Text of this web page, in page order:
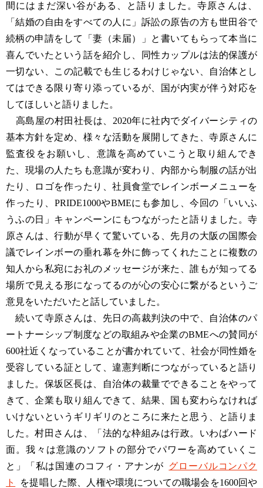
間にはまだ深い谷がある、と語りました。寺原さんは、
「結婚の自由をすべての人に」訴訟の原告の方も世田谷で
続柄の申請をして「妻（未届）」と書いてもらって本当に
喜んでいたという話を紹介し、同性カップルは法的保護が
一切ない、この記載でも生じるわけじゃない、自治体とし
てはできる限り寄り添っているが、国が内実が伴う対応を
してほしいと語りました。
高島屋の村田社長は、2020年に社内でダイバーシティの
基本方針を定め、様々な活動を展開してきた、寺原さんに
監査役をお願いし、意識を高めていこうと取り組んでき
た、現場の人たちも意識が変わり、内部から制服の話が出
たり、ロゴを作ったり、社員食堂でレインボーメニューを
作ったり、PRIDE1000やBMEにも参加し、今回の「いいふ
うふの日」キャンペーンにもつながったと語りました。寺
原さんは、行動が早くて驚いている、先月の大阪の国際会
議でレインボーの垂れ幕を外に飾ってくれたことに複数の
知人から私宛にお礼のメッセージが来た、誰もが知ってる
場所で見える形になってるのが心の安心に繋がるというご
意見をいただいたと話していました。
続いて寺原さんは、先日の高裁判決の中で、自治体のパ
ートナーシップ制度などの取組みや企業のBMEへの賛同が
600社近くなっていることが書かれていて、社会が同性婚を
受容している証として、違憲判断につながっていると語り
ました。保坂区長は、自治体の裁量でできることをやって
きて、企業も取り組んできて、結果、国も変わらなければ
いけないというギリギリのところに来たと思う、と語りま
した。村田さんは、「法的な枠組みは行政。いわばハード
面。我々は意識のソフトの部分でパワーを高めていくこ
と」「私は国連のコフィ・アナンが グローバルコンパク
ト
を提唱した際、人権や環境についての職場会を1600回や